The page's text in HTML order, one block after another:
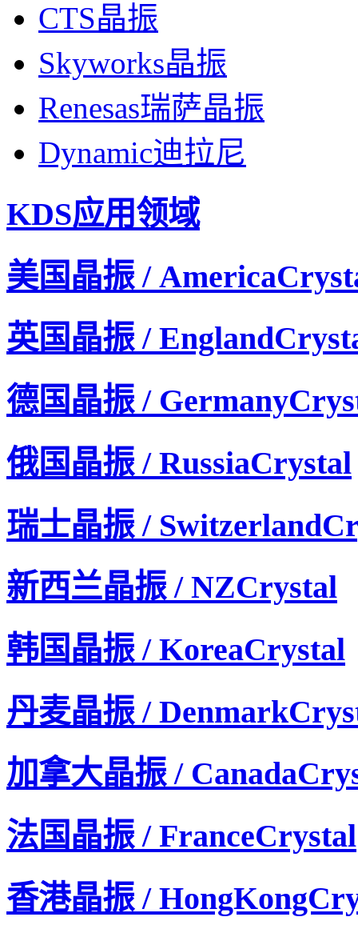
CTS晶振
Skyworks晶振
Renesas瑞萨晶振
Dynamic迪拉尼
KDS应用领域
美国晶振 /
英国晶振 /
德国晶振 /
俄国晶振 / RussiaCrystal
瑞士晶振 /
新西兰晶振 / NZCrystal
韩国晶振 / KoreaCrystal
丹麦晶振 /
加拿大晶振 /
法国晶振 / FranceCrystal
香港晶振 /